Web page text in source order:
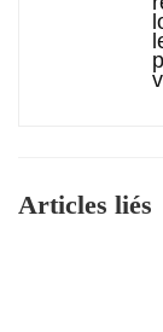
Articles liés